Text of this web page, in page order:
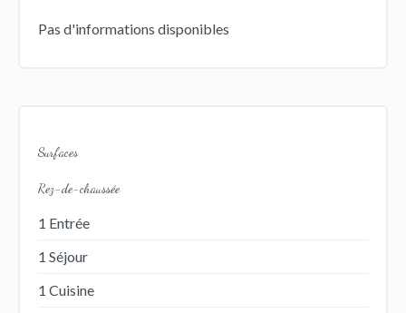
Pas d'informations disponibles
Surfaces
Rez-de-chaussée
1 Entrée
1 Séjour
1 Cuisine